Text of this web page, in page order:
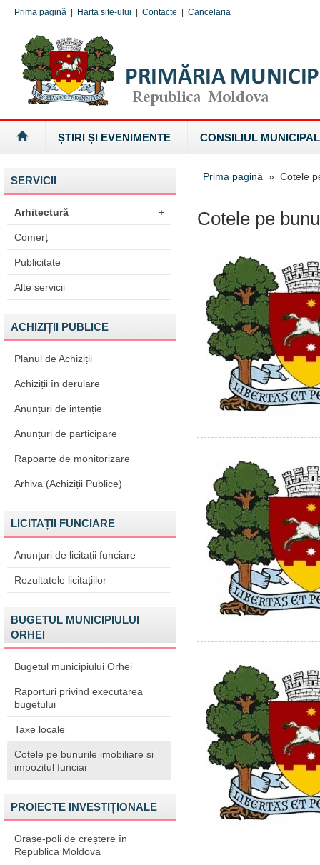
Prima pagină Harta site-ului Contacte Cancelaria
ȘTIRI ȘI EVENIMENTE CONSILIUL MUNICIPAL
SERVICII
Arhitectură +
Comerț
Publicitate
Alte servicii
ACHIZIȚII PUBLICE
Planul de Achiziții
Achiziții în derulare
Anunțuri de intenție
Anunțuri de participare
Rapoarte de monitorizare
Arhiva (Achiziții Publice)
LICITAȚII FUNCIARE
Anunțuri de licitații funciare
Rezultatele licitațiilor
BUGETUL MUNICIPIULUI
ORHEI
Bugetul municipiului Orhei
Raporturi privind executarea
bugetului
Taxe locale
Cotele pe bunurile imobiliare și
impozitul funciar
PROIECTE INVESTIȚIONALE
Orașe-poli de creștere în
Republica Moldova
Prima pagină » Cotele
Cotele pe